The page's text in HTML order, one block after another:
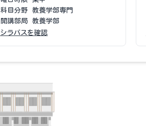
科目分野
教養学部専門
開講部局
教養学部
シラバスを確認